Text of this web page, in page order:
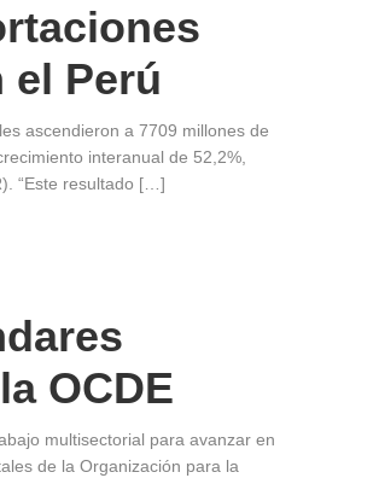
Perú
ascendieron a 7709 millones de
interanual de 52,2%,
“Este resultado […]
OCDE
multisectorial para avanzar en
de la Organización para la